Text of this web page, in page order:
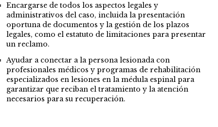
Encargarse de todos los aspectos legales y
administrativos del caso, incluida la presentación
oportuna de documentos y la gestión de los plazos
legales, como el estatuto de limitaciones para presentar
un reclamo.
Ayudar a conectar a la persona lesionada con
profesionales médicos y programas de rehabilitación
especializados en lesiones en la médula espinal para
garantizar que reciban el tratamiento y la atención
necesarios para su recuperación.